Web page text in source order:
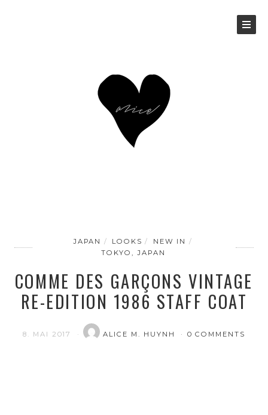
JAPAN LOOKS
NEW IN
TOKYO, JAPAN
COMME DES GARÇONS VINTAGE
RE-EDITION 1986 STAFF COAT
8. MAI 2017 ALICE M. HUYNH 0 COMMENTS